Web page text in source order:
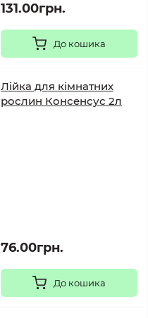
131.00грн.
До кошика
Лійка для кімнатних
рослин Консенсус 2л
76.00грн.
До кошика